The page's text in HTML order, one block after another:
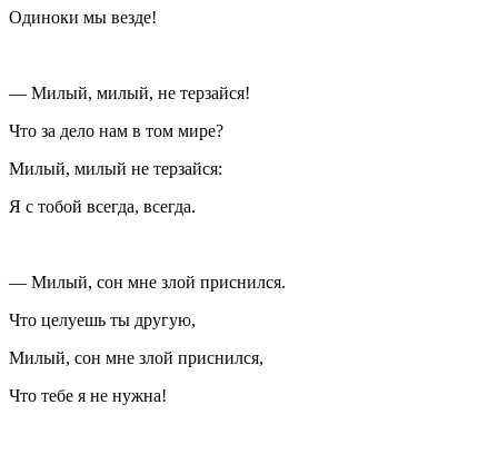
Одиноки мы везде!
— Милый, милый, не терзайся!
Что за дело нам в том мире?
Милый, милый не терзайся:
Я с тобой всегда, всегда.
— Милый, сон мне злой приснился.
Что целуешь ты другую,
Милый, сон мне злой приснился,
Что тебе я не нужна!